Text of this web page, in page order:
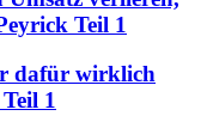
Teil 1
dafür wirklich
1